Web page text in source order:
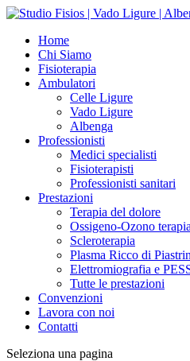
Home
Chi Siamo
Fisioterapia
Ambulatori
Celle Ligure
Vado Ligure
Albenga
Professionisti
Medici specialisti
Fisioterapisti
Professionisti sanitari
Prestazioni
Terapia del dolore
Ossigeno-Ozono terapia
Scleroterapia
Plasma Ricco di
Elettromiografia e
Tutte le prestazioni
Convenzioni
Lavora con noi
Contatti
Seleziona una pagina